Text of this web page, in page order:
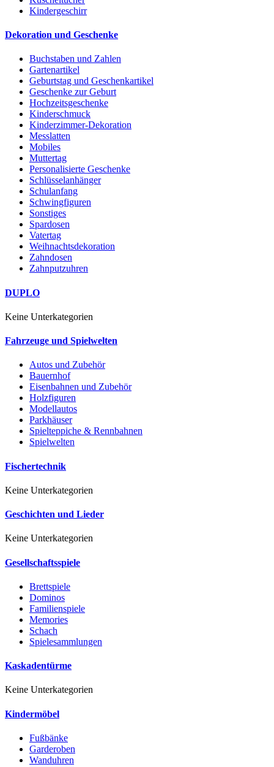
Kindergeschirr
Dekoration und Geschenke
Buchstaben und Zahlen
Gartenartikel
Geburtstag und Geschenkartikel
Geschenke zur Geburt
Hochzeitsgeschenke
Kinderschmuck
Kinderzimmer-Dekoration
Messlatten
Mobiles
Muttertag
Personalisierte Geschenke
Schlüsselanhänger
Schulanfang
Schwingfiguren
Sonstiges
Spardosen
Vatertag
Weihnachtsdekoration
Zahndosen
Zahnputzuhren
DUPLO
Keine Unterkategorien
Fahrzeuge und Spielwelten
Autos und Zubehör
Bauernhof
Eisenbahnen und Zubehör
Holzfiguren
Modellautos
Parkhäuser
Spielteppiche & Rennbahnen
Spielwelten
Fischertechnik
Keine Unterkategorien
Geschichten und Lieder
Keine Unterkategorien
Gesellschaftsspiele
Brettspiele
Dominos
Familienspiele
Memories
Schach
Spielesammlungen
Kaskadentürme
Keine Unterkategorien
Kindermöbel
Fußbänke
Garderoben
Wanduhren